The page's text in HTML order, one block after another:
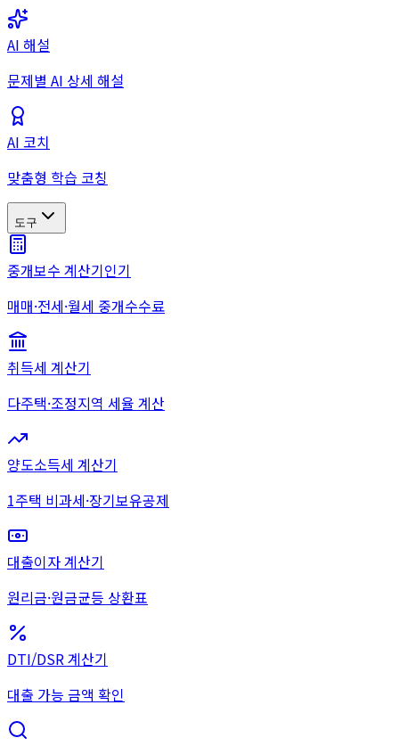
AI 해설
문제별 AI 상세 해설
AI 코치
맞춤형 학습 코칭
도구
중개보수 계산기인기
매매·전세·월세 중개수수료
취득세 계산기
다주택·조정지역 세율 계산
양도소득세 계산기
1주택 비과세·장기보유공제
대출이자 계산기
원리금·원금균등 상환표
DTI/DSR 계산기
대출 가능 금액 확인